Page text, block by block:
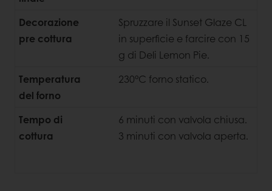
Decorazione
pre cottura
Spruzzare il Sunset Glaze CL
in superficie e farcire con 15
g di Deli Lemon Pie.
Temperatura
del forno
230°C forno statico.
Tempo di
cottura
6 minuti con valvola chiusa.
3 minuti con valvola aperta.